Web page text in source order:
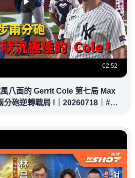
02:52
八面的 Gerrit Cole 第七局 Max
分砲逆轉戰局 !｜20260718｜#洛